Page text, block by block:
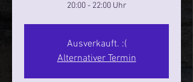
20:00 - 22:00 Uhr
Ausverkauft. :(
Alternativer Termin